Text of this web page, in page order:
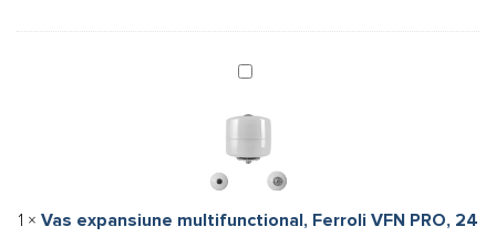
termostat
Vas
multifunctional,
Ferroli
24
1 × Vas expansiune multifunctional, Ferroli VFN PRO, 24